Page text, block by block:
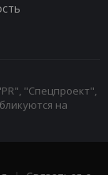
"Спецпроект",
на